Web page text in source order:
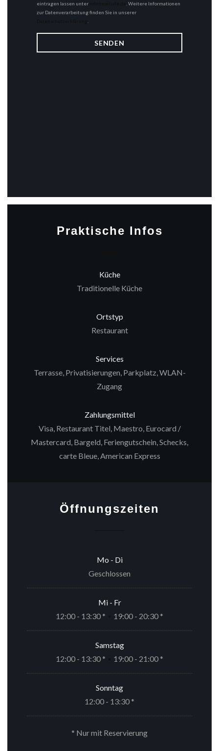
eintragen lassen unter
. Weitere Informationen
zur Datenverarbeitung finden Sie in unserer
Praktische Infos
Küche
Traditionelle Küche
Ortstyp
Restaurant
Services
Terrasse, Privatisierungen, Parkplatz, WLAN-
Zugang
Zahlungsmittel
Visa, Restaurant Titel, Maestro, Eurocard /
Mastercard, Bargeld, Feriengutschein, Schecks,
carte Bleue, American Express
Öffnungszeiten
Mo - Di
Geschlossen
Mi- Fr
12:00 - 13:30 *
19:00 - 20:30 *
Samstag
12:00 - 13:30 *
19:00 - 21:00 *
Sonntag
12:00 - 13:30 *
* Nur mit Reservierung